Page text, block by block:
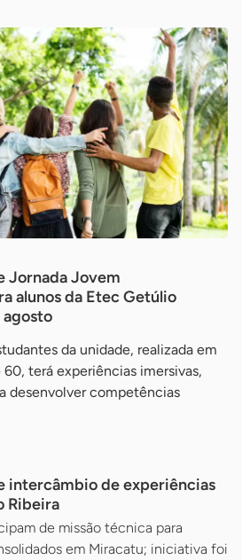
Jornada Jovem
alunos da Etec Getúlio
agosto
da unidade, realizada em
terá experiências imersivas,
desenvolver competências
intercâmbio de experiências
Ribeira
de missão técnica para
em Miracatu; iniciativa foi